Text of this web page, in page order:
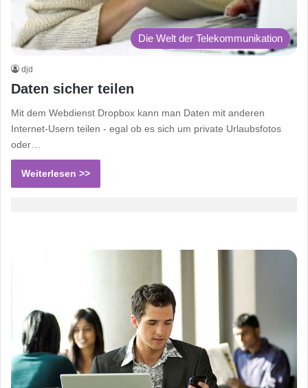
Die Welt der Telekommunikation
djd
Daten sicher teilen
Mit dem Webdienst Dropbox kann man Daten mit anderen
Internet-Usern teilen - egal ob es sich um private Urlaubsfotos
oder…
Weiterlesen >>